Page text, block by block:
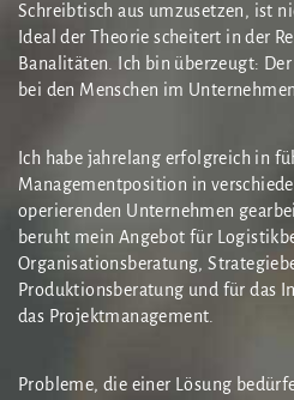
Schreibtisch aus umzusetzen, ist
Ideal der Theorie scheitert in der
Banalitäten. Ich bin überzeugt:
bei den Menschen im Unternehmen.
Ich habe jahrelang erfolgreich in
Managementposition in
operierenden Unternehmen
beruht mein Angebot für
Organisationsberatung,
Produktionsberatung und für das
das Projektmanagement.
Probleme, die einer Lösung